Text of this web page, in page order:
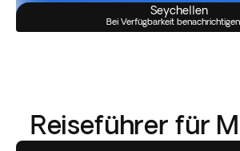
Seychellen
Bei Verfügbarkeit benachrichtigen
Reiseführer für